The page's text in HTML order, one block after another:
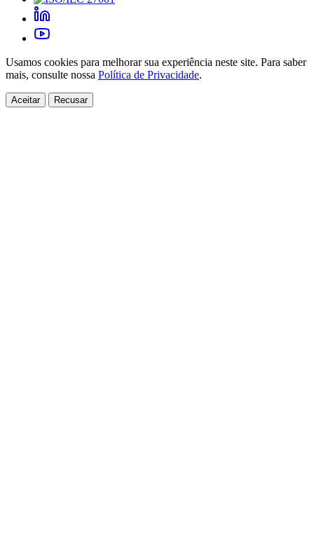
Usamos cookies para melhorar sua experiência neste site. Para saber
mais, consulte nossa Política de Privacidade.
Aceitar Recusar